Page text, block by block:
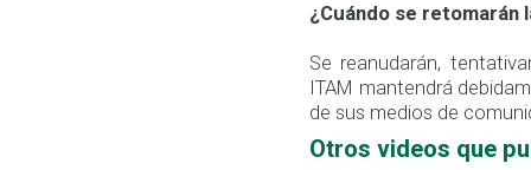
¿Cuándo se retomarán
Se reanudarán,
ITAM mantendrá
de sus medios de
Otros videos que